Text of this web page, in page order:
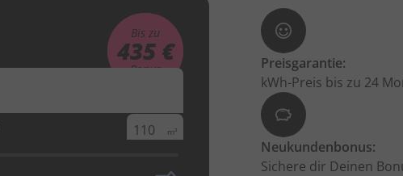
Bis zu
435 €
Bonus
m²
Preisgarantie:
kWh-Preis bis zu 24
Neukundenbonus:
Sichere dir Deinen